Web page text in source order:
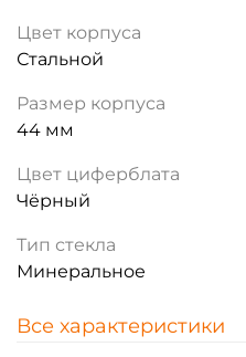
Цвет корпуса
Стальной
Размер корпуса
44 мм
Цвет циферблата
Чёрный
Тип стекла
Минеральное
Все характеристики